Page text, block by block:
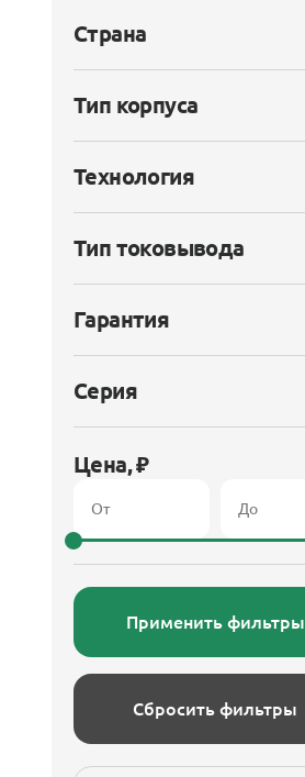
Страна
Тип корпуса
Технология
Тип токовывода
Гарантия
Серия
Цена, ₽
Применить фильтры
Сбросить фильтры